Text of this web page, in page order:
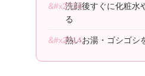
洗顔後すぐに化粧水
る
熱いお湯・ゴシゴシ